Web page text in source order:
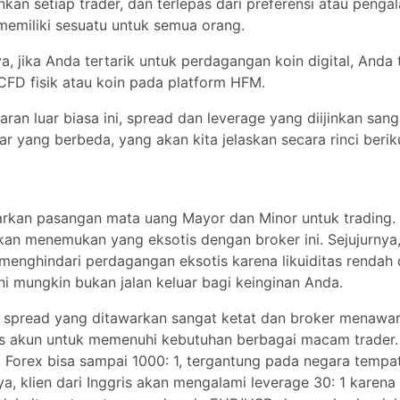
MetaTrader 4, MetaTrader 5
Ya
Ya
Visa, Mastercard, Bank Wire
fasapay, Neteller, PayRedeem,
Money, Skrill, WebMoney, bitpay
jika Anda tertarik untuk perdagangan koin digital, Anda tidak
fisik atau koin pada platform HFM.
luar biasa ini, spread dan leverage yang diijinkan sangat
berbeda, yang akan kita jelaskan secara rinci berikut ini.
pasangan mata uang Mayor dan Minor untuk trading.
yang eksotis dengan broker ini. Sejujurnya, sebagian
eksotis karena likuiditas rendah dan spread
jalan keluar bagi keinginan Anda.
spread yang ditawarkan sangat ketat dan broker menawarkan
kebutuhan berbagai macam trader. Leverage untuk
1, tergantung pada negara tempat tinggal Anda. Misalnya,
leverage 30: 1 karena peraturan ketat FCA. Selain
USD dengan broker ini adalah 1,3 pips, sangat masuk